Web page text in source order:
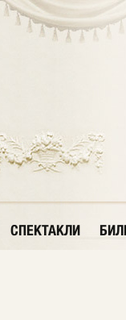
СПЕКТАКЛИ